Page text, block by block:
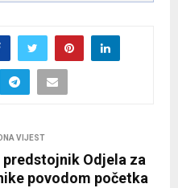
VIJEST
Odjela za
povodom početka